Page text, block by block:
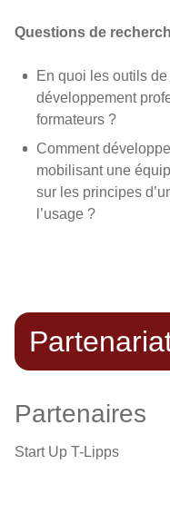
Questions de
En quoi les outils
développement
formateurs ?
Comment
mobilisant une
sur les principes
l’usage ?
Partenaires
Start Up T-Lipps